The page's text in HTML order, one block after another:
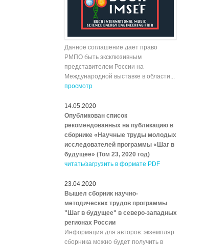
Данное соглашение дает право
РМПО быть эксклюзивным
представителем России на
Международной выставке в области...
просмотр
14.05.2020
Опубликован список
рекомендованных на публикацию в
сборнике «Научные труды молодых
исследователей программы «Шаг в
будущее» (Том 23, 2020 год)
читать/загрузить в формате PDF
23.04.2020
Вышел сборник научно-
методических трудов программы
"Шаг в будущее" в северо-западных
регионах России
Информация для авторов: экземпляр
сборника можно будет получить в